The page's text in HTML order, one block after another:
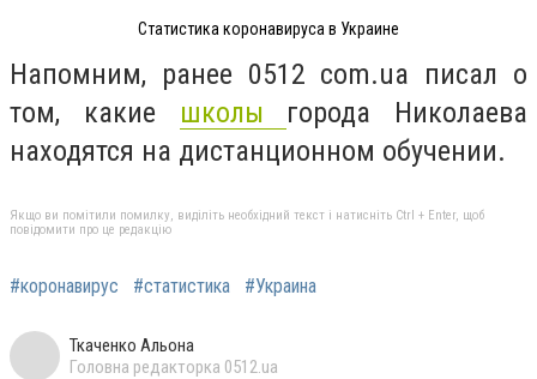
Статистика коронавируса в Украине
Напомним, ранее 0512 com.ua писал о
том, какие школы города Николаева
находятся на дистанционном обучении.
Якщо ви помітили помилку, виділіть необхідний текст і натисніть Ctrl + Enter, щоб
повідомити про це редакцію
#коронавирус #статистика #Украина
Ткаченко Альона
Головна редакторка 0512.ua